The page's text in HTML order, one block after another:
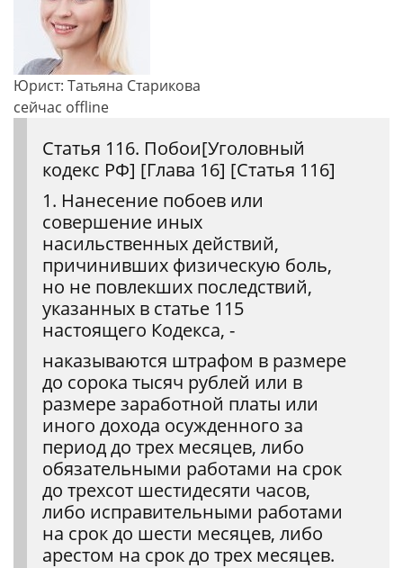
Юрист: Татьяна Старикова
сейчас offline
Статья 116. Побои[Уголовный
кодекс РФ] [Глава 16] [Статья 116]
1. Нанесение побоев или
совершение иных
насильственных действий,
причинивших физическую боль,
но не повлекших последствий,
указанных в статье 115
настоящего Кодекса, -
наказываются штрафом в размере
до сорока тысяч рублей или в
размере заработной платы или
иного дохода осужденного за
период до трех месяцев, либо
обязательными работами на срок
до трехсот шестидесяти часов,
либо исправительными работами
на срок до шести месяцев, либо
арестом на срок до трех месяцев.